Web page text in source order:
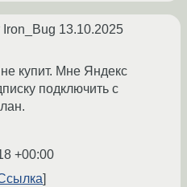
Iron_Bug 13.10.2025
купит. Мне Яндекс
подключить с
+00:00